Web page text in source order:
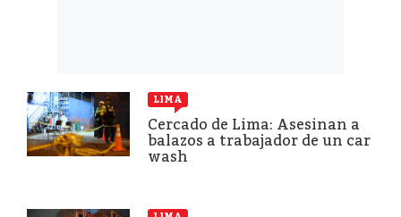
LIMA
Cercado de Lima: Asesinan a
balazos a trabajador de un car
wash